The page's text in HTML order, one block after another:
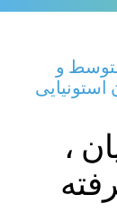
متوسط ​​و
استونیایی
،